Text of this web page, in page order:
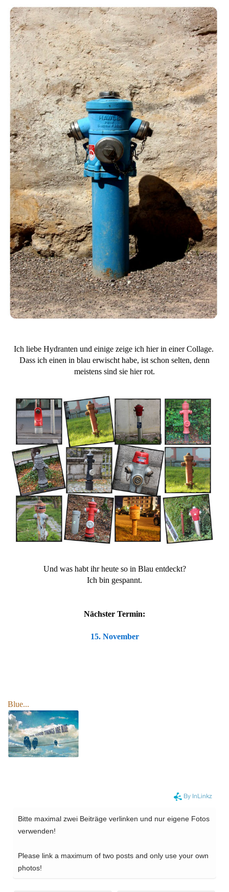
Ich liebe Hydranten und einige zeige ich hier in einer Collage.
Dass ich einen in blau erwischt habe, ist schon selten, denn
meistens sind sie hier rot.
Und was habt ihr heute so in Blau entdeckt?
Ich bin gespannt.
Nächster Termin:
15. November
Blue...